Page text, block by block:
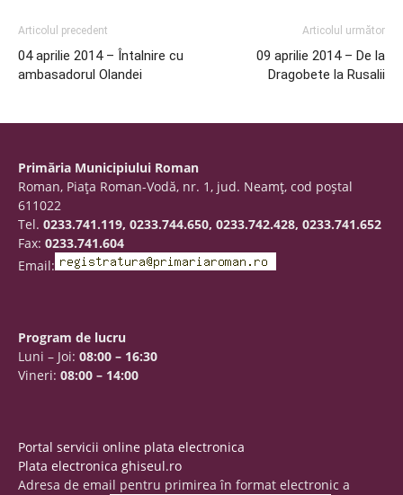
Articolul precedent
04 aprilie 2014 – Întalnire cu
ambasadorul Olandei
Articolul următor
09 aprilie 2014 – De la
Dragobete la Rusalii
Primăria Municipiului Roman
Roman, Piaţa Roman-Vodă, nr. 1, jud. Neamţ, cod poştal
611022
Tel. 0233.741.119, 0233.744.650, 0233.742.428, 0233.741.652
Fax: 0233.741.604
Email:
Program de lucru
Luni – Joi: 08:00 – 16:30
Vineri: 08:00 – 14:00
Portal servicii online plata electronica
Plata electronica ghiseul.ro
Adresa de email pentru primirea în format electronic a